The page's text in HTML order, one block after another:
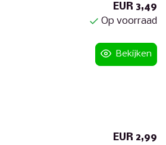
EUR 3,49
Op voorraad
Bekijken
EUR 2,99